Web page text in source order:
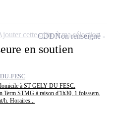
en soutien
FESC
à ST GELY DU FESC.
Term STMG à raison d'1h30, 1 fois/sem.
h. Horaires...
CDDNon renseigné
cette offre à ma sélection